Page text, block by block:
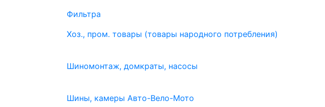
Фильтра
Хоз., пром. товары (товары народного потребления)
Шиномонтаж, домкраты, насосы
Шины, камеры Авто-Вело-Мото